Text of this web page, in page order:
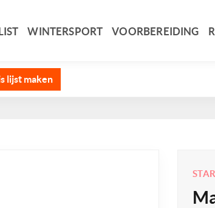
WINTERSPORT VOORBEREIDING
lijst maken